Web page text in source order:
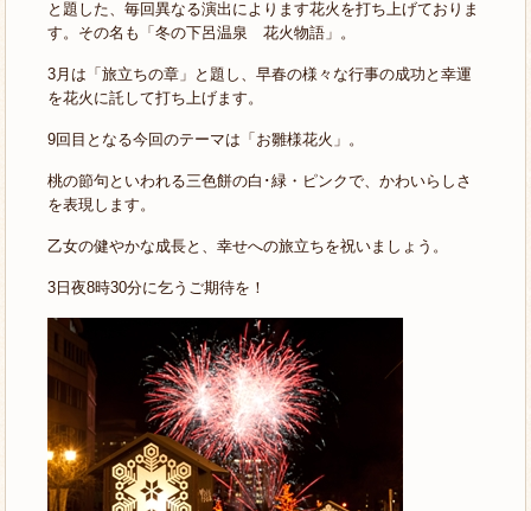
と題した、毎回異なる演出によります花火を打ち上げておりま
す。その名も「冬の下呂温泉 花火物語」。
3月は「旅立ちの章」と題し、早春の様々な行事の成功と幸運
を花火に託して打ち上げます。
9回目となる今回のテーマは「お雛様花火」。
桃の節句といわれる三色餅の白･緑・ピンクで、かわいらしさ
を表現します。
乙女の健やかな成長と、幸せへの旅立ちを祝いましょう。
3日夜8時30分に乞うご期待を！